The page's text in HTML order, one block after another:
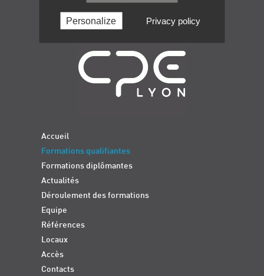
Navigation
Accueil
Formations qualifiantes
Formations diplômantes
Actualités
Déroulement des formations
Equipe
Références
Locaux
Accès
Contacts
Personalize Privacy policy